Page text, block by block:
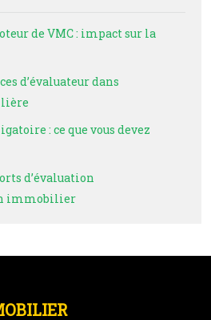
de VMC : impact sur la
d’évaluateur dans
: ce que vous devez
d’évaluation
immobilier